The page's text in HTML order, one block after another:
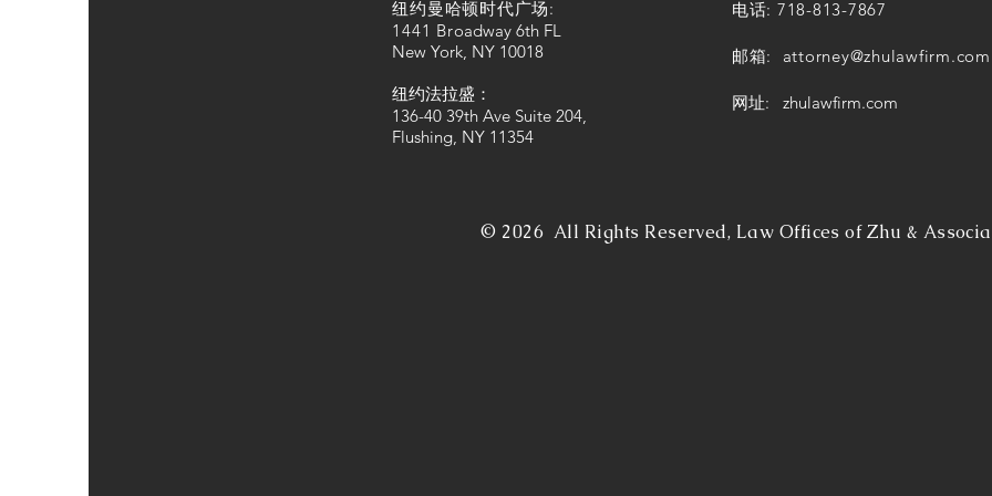
纽约曼哈顿时代广场:
1441 Broadway 6th FL
New York, NY 10018
纽约法拉盛：
136-40 39th Ave Suite 204,
Flushing, NY 11354
电话: 718-813-7867
邮箱: attorney@zhulawfirm.com
网址: zhulawfirm.com
© 2026 All Rights Reserved, Law Offices of Zhu &